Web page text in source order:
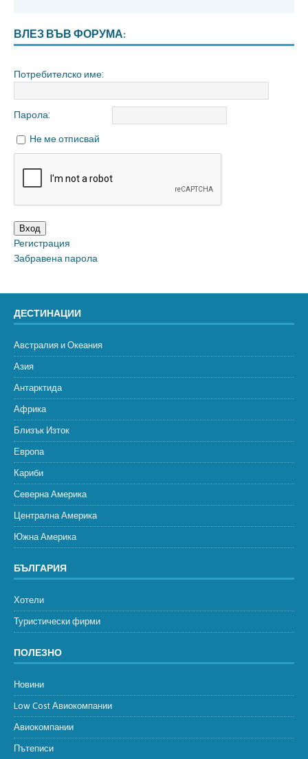
ВЛЕЗ ВЪВ ФОРУМА:
Потребителско име:
Парола:
Не ме отписвай
Вход
Регистрация
Забравена парола
ДЕСТИНАЦИИ
Австралия и Океания
Азия
Антарктида
Африка
Близък Изток
Европа
Кариби
Северна Америка
Централна Америка
Южна Америка
БЪЛГАРИЯ
Хотели
Туристически фирми
ПОЛЕЗНО
Новини
Low Cost Авиокомпании
Авиокомпании
Пътеписи